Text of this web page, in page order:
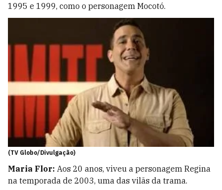
1995 e 1999, como o personagem Mocotó.
(TV Globo/Divulgação)
Maria Flor: Aos 20 anos, viveu a personagem Regina
na temporada de 2003, uma das vilãs da trama.